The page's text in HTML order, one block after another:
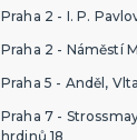
Praha 2 - I. P.
Praha 2 - Náměstí
Praha 5 - Anděl,
Praha 7 -
hrdinů 18